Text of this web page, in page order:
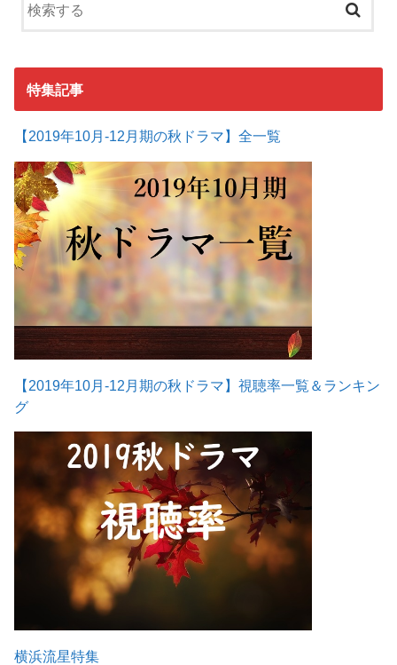
特集記事
【2019年10月-12月期の秋ドラマ】全一覧
【2019年10月-12月期の秋ドラマ】視聴率一覧＆ランキン
グ
横浜流星特集